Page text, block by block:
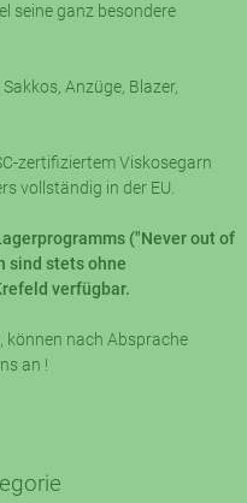
seine ganz besondere
Anzüge, Blazer,
zertifiziertem Viskosegarn
vollständig in der EU.
("Never out of
sind stets ohne
verfügbar.
können nach Absprache
an !